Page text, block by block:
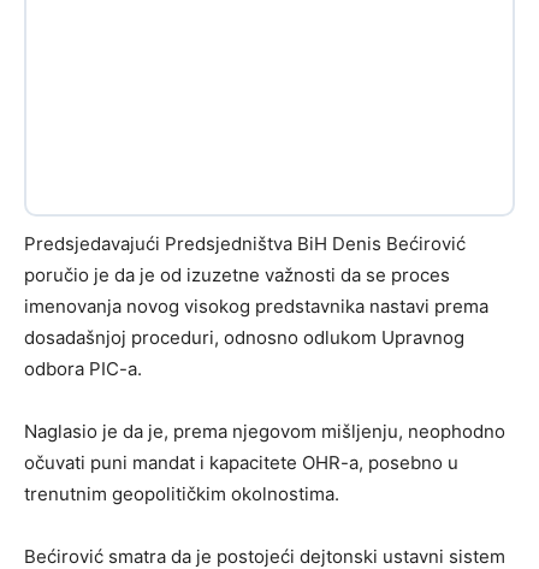
Predsjedavajući Predsjedništva BiH Denis Bećirović
poručio je da je od izuzetne važnosti da se proces
imenovanja novog visokog predstavnika nastavi prema
dosadašnjoj proceduri, odnosno odlukom Upravnog
odbora PIC-a.
Naglasio je da je, prema njegovom mišljenju, neophodno
očuvati puni mandat i kapacitete OHR-a, posebno u
trenutnim geopolitičkim okolnostima.
Bećirović smatra da je postojeći dejtonski ustavni sistem